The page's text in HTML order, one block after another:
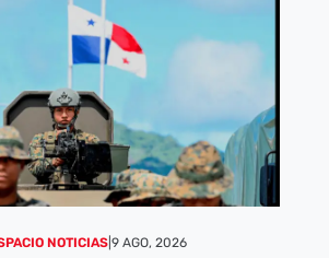
NOTICIAS| 9 AGO, 2026